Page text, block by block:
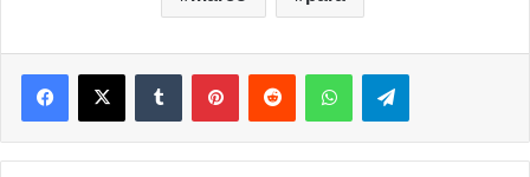
FacebookX Tumblr PinterestReddit WhatsAppTelegram